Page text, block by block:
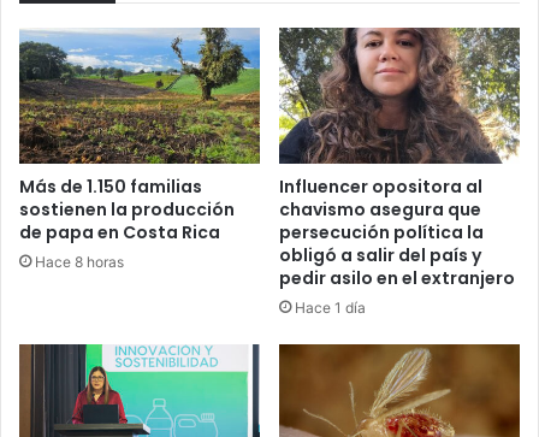
Más de 1.150 familias
sostienen la producción
de papa en Costa Rica
Hace 8 horas
Influencer opositora al
chavismo asegura que
persecución política la
obligó a salir del país y
pedir asilo en el extranjero
Hace 1 día